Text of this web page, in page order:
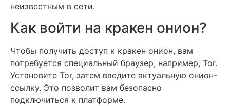
неизвестным в сети.
Как войти на кракен онион?
Чтобы получить доступ к кракен онион, вам
потребуется специальный браузер, например, Tor.
Установите Tor, затем введите актуальную онион-
ссылку. Это позволит вам безопасно
подключиться к платформе.